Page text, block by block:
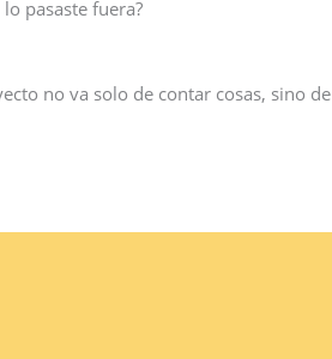
pasaste fuera?
no va solo de contar cosas, sino de